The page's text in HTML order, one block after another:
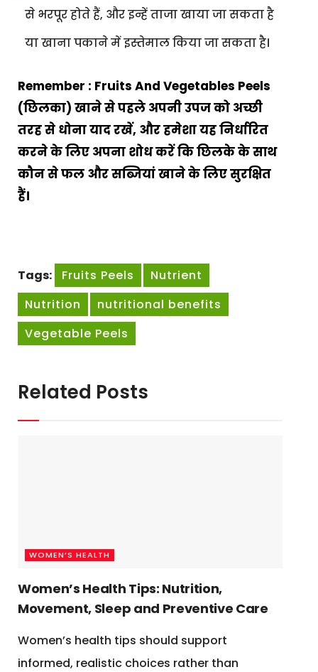
से भरपूर होते हैं, और इन्हें ताजा खाया जा सकता है
या खाना पकाने में इस्तेमाल किया जा सकता है।
Remember : Fruits And Vegetables Peels
(छिलका) खाने से पहले अपनी उपज को अच्छी
तरह से धोना याद रखें, और हमेशा यह निर्धारित
करने के लिए अपना शोध करें कि छिलके के साथ
कौन से फल और सब्जियां खाने के लिए सुरक्षित
हैं।
Tags: Fruits Peels
Nutrient
Nutrition
nutritional benefits
Vegetable Peels
Related Posts
WOMEN’S HEALTH
Women’s Health Tips: Nutrition,
Movement, Sleep and Preventive Care
Women’s health tips should support
informed, realistic choices rather than